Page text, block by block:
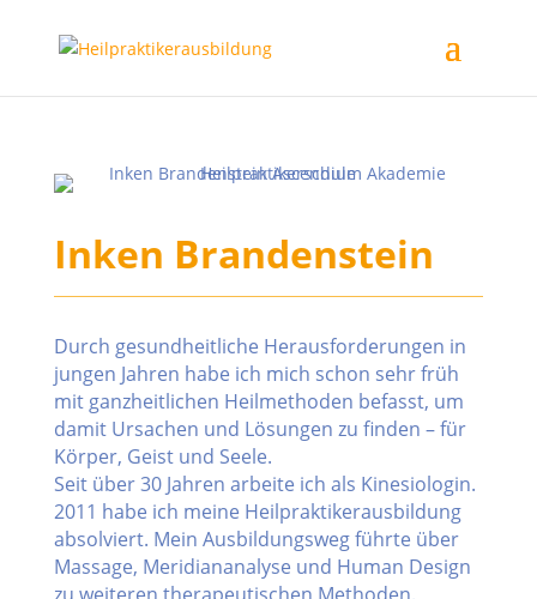
Inken Brandenstein
Durch gesundheitliche Herausforderungen in
jungen Jahren habe ich mich schon sehr früh
mit ganzheitlichen Heilmethoden befasst, um
damit Ursachen und Lösungen zu finden – für
Körper, Geist und Seele.
Seit über 30 Jahren arbeite ich als Kinesiologin.
2011 habe ich meine Heilpraktikerausbildung
absolviert. Mein Ausbildungsweg führte über
Massage, Meridiananalyse und Human Design